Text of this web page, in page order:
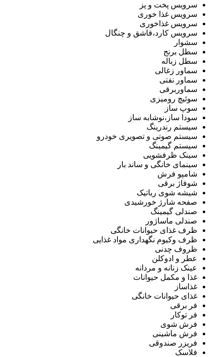
سرویس پخت و پز
سرویس غذا خوری
سرویس غذاخوری
سرویس کارد،قاشق و چنگال
سشوار
سطل برنج
سطل زباله
سماور زغالی
سماور نفتی
سماوربرقی
سوئیچ رومیزی
سوپ ساز
سودا ساز،نوشابه ساز
سیستم رندرینگ
سیستم صوتی و تصویری خودرو
سیستم گیمینگ
سینک ظرفشویی
سینمای خانگی و ساند بار
شامپو فرش
شوفاژ برقی
شیشه شوی رباتیک
صفحه شارژ خورشیدی
صندلی گیمینگ
صندلی ماساژور
ظرف غذای حیوانات خانگی
ظرف وکیوم نگهداری مواد غذایی
ظروف چدنی
عطر و ادوکلن
عینک زنانه و مردانه
غذا و مکمل حیوانات
غذاساز
غذای حیوانات خانگی
فر برقی
فر توکار
فرش شوی
فرش ماشینی
فریزر صندوقی
فلاسک